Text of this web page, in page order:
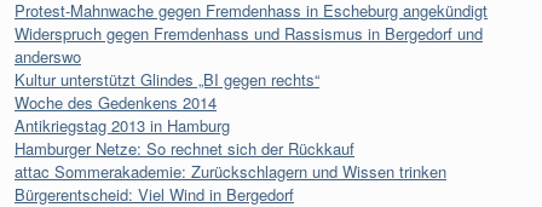
Protest-Mahnwache gegen Fremdenhass in Escheburg angekündigt
Widerspruch gegen Fremdenhass und Rassismus in Bergedorf und
anderswo
Kultur unterstützt Glindes „BI gegen rechts“
Woche des Gedenkens 2014
Antikriegstag 2013 in Hamburg
Hamburger Netze: So rechnet sich der Rückkauf
attac Sommerakademie: Zurückschlagern und Wissen trinken
Bürgerentscheid: Viel Wind in Bergedorf